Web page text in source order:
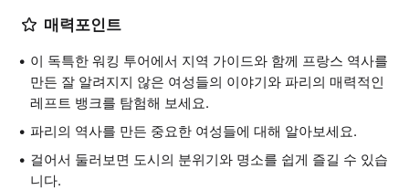
매력포인트
이 독특한 워킹 투어에서 지역 가이드와 함께 프랑스 역사를
만든 잘 알려지지 않은 여성들의 이야기와 파리의 매력적인
레프트 뱅크를 탐험해 보세요.
파리의 역사를 만든 중요한 여성들에 대해 알아보세요.
걸어서 둘러보면 도시의 분위기와 명소를 쉽게 즐길 수 있습
니다.